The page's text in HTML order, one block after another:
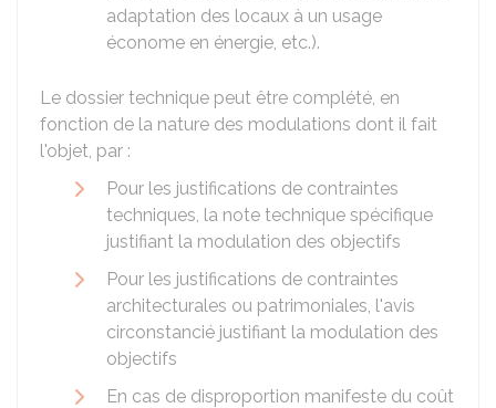
adaptation des locaux à un usage
économe en énergie, etc.).
Le dossier technique peut être complété, en
fonction de la nature des modulations dont il fait
l'objet, par :
Pour les justifications de contraintes
techniques, la note technique spécifique
justifiant la modulation des objectifs
Pour les justifications de contraintes
architecturales ou patrimoniales, l'avis
circonstancié justifiant la modulation des
objectifs
En cas de disproportion manifeste du coût